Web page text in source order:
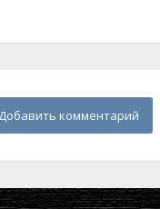
Добавить комментарий